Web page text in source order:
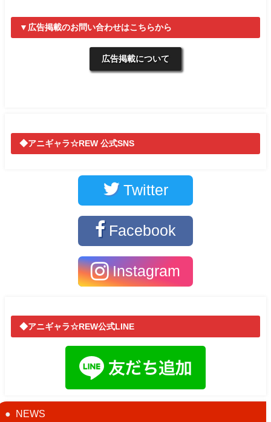
▼広告掲載のお問い合わせはこちらから
広告掲載について
◆アニギャラ☆REW 公式SNS
Twitter
Facebook
Instagram
◆アニギャラ☆REW公式LINE
NEWS